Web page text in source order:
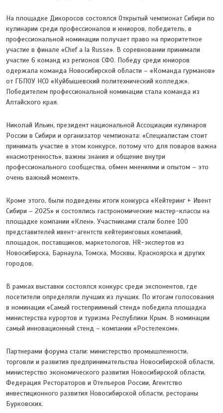
На площадке Дикоросов состоялся Открытый чемпионат Сибири по
кулинарии среди профессионалов и юниоров, победитель, в
профессиональной номинации получает право на приоритетное
участие в финале «Chef a la Russe». В соревновании принимали
участие 6 команд из регионов СФО. Победу среди юниоров
одержала команда Новосибирской области – «Команда гурманов»
от ГБПОУ НСО «Куйбышевский политехнический колледж».
Победителем профессиональной номинации стала команда из
Алтайского края.
Николай Ильин, президент национальной Ассоциации кулинаров
России в Сибири и организатор чемпионата: «Специалистам стоит
принимать участие в этом конкурсе, потому что для поваров важна
«насмотренность», важны знания и общение внутри
профессионального сообщества, обмен мнениями и опытом – это
очень важный момент».
Кроме этого, были подведены итоги конкурса «Кейтеринг + Ивент
Сибири – 2025» и состоялись гастрономические мастер-классы на
площадке компании «Клен». Участниками стали более 100
представителей ивент-агентств кейтеринговых компаний,
площадок, поставщиков, маркетологов, HR-экспертов из
Новосибирска, Барнаула, Томска, Москвы, Красноярска и других
городов.
В рамках выставки состоялся конкурс среди экспонентов, где
посетители определяли лучших из лучших. По итогам голосования
в номинации «Самый гостеприимный стенд» победила площадка
министерства курортов и туризма Республики Крым. В номинации
самый инновационный стенд – компании «Ростелеком».
Партнерами форума стали: министерство промышленности,
торговли и развития предпринимательства Новосибирской области,
министерство экономического развития Новосибирской области,
Федерация Рестораторов и Отельеров России, Агентство
инвестиционного развития Новосибирской области, рестораны
Бурковских.